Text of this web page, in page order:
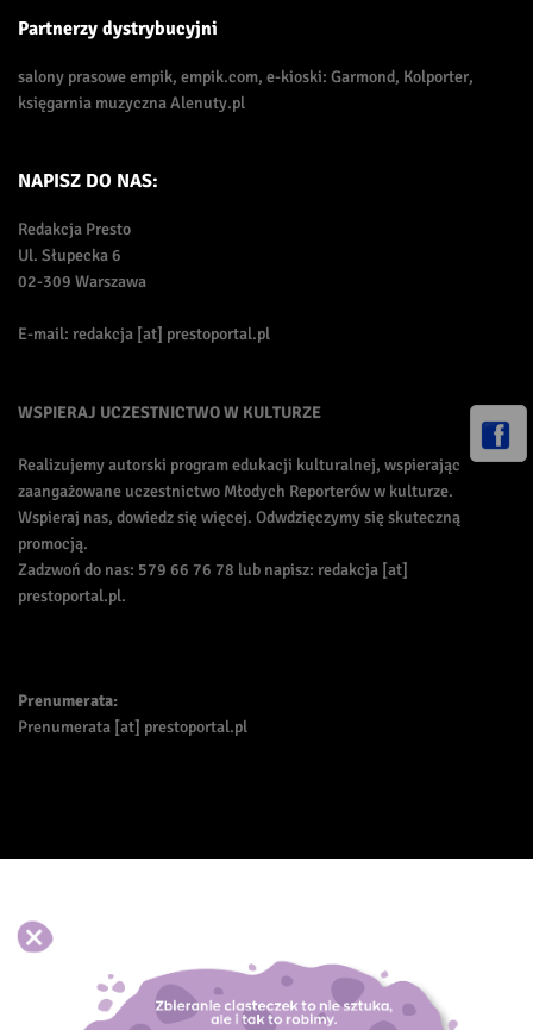
Partnerzy dystrybucyjni
salony prasowe empik, empik.com, e-kioski: Garmond, Kolporter,
księgarnia muzyczna Alenuty.pl
NAPISZ DO NAS:
Redakcja Presto
Ul. Słupecka 6
02-309 Warszawa
E-mail: redakcja [at] prestoportal.pl
WSPIERAJ UCZESTNICTWO W KULTURZE
Realizujemy autorski program edukacji kulturalnej, wspierając
zaangażowane uczestnictwo Młodych Reporterów w kulturze.
Wspieraj nas, dowiedz się więcej. Odwdzięczymy się skuteczną
promocją.
Zadzwoń do nas: 579 66 76 78 lub napisz: redakcja [at]
prestoportal.pl.
Prenumerata:
Prenumerata [at] prestoportal.pl
Akceptuj